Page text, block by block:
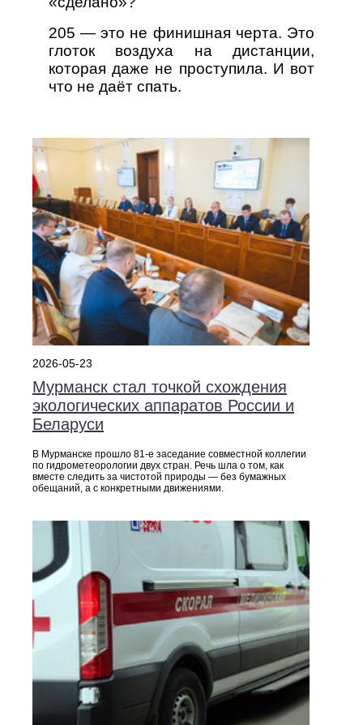
205 — это не финишная черта. Это
глоток воздуха на дистанции,
которая даже не проступила. И вот
что не даёт спать.
2026-05-23
Мурманск стал точкой схождения
экологических аппаратов России и
Беларуси
В Мурманске прошло 81-е заседание совместной коллегии
по гидрометеорологии двух стран. Речь шла о том, как
вместе следить за чистотой природы — без бумажных
обещаний, а с конкретными движениями.